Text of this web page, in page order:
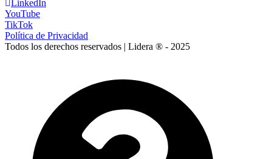
LinkedIn
YouTube
TikTok
Política de Privacidad
Todos los derechos reservados | Lidera ® - 2025